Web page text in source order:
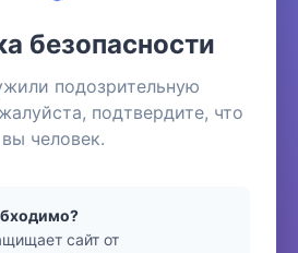
безопасности
подозрительную
подтвердите, что
вы человек.
сайт от